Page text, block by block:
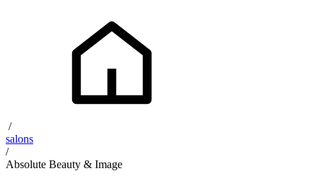
/
salons
/
Absolute Beauty & Image